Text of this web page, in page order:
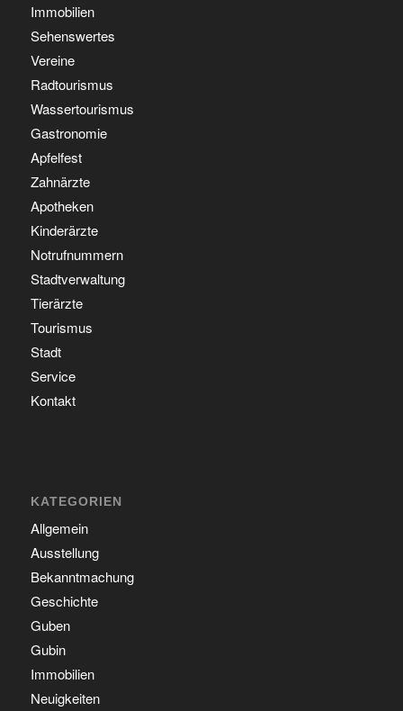
Immobilien
Sehenswertes
Vereine
Radtourismus
Wassertourismus
Gastronomie
Apfelfest
Zahnärzte
Apotheken
Kinderärzte
Notrufnummern
Stadtverwaltung
Tierärzte
Tourismus
Stadt
Service
Kontakt
KATEGORIEN
Allgemein
Ausstellung
Bekanntmachung
Geschichte
Guben
Gubin
Immobilien
Neuigkeiten